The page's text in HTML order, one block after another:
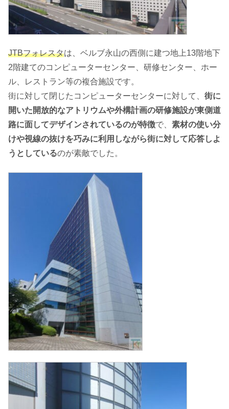
JTBフォレスタは、ベルブ永山の西側に建つ地上13階地下
2階建てのコンピューターセンター、研修センター、ホー
ル、レストラン等の複合施設です。
街に対して閉じたコンピューターセンターに対して、 街に
開いた開放的なアトリウムや外構計画の研修施設が東側道
路に面してデザインされているのが特徴で、 素材の使い分
けや視線の抜けを巧みに利用しながら街に対して応答しよ
うとしているのが素敵でした。